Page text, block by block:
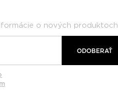
o nových produktoch
ODOBERAŤ